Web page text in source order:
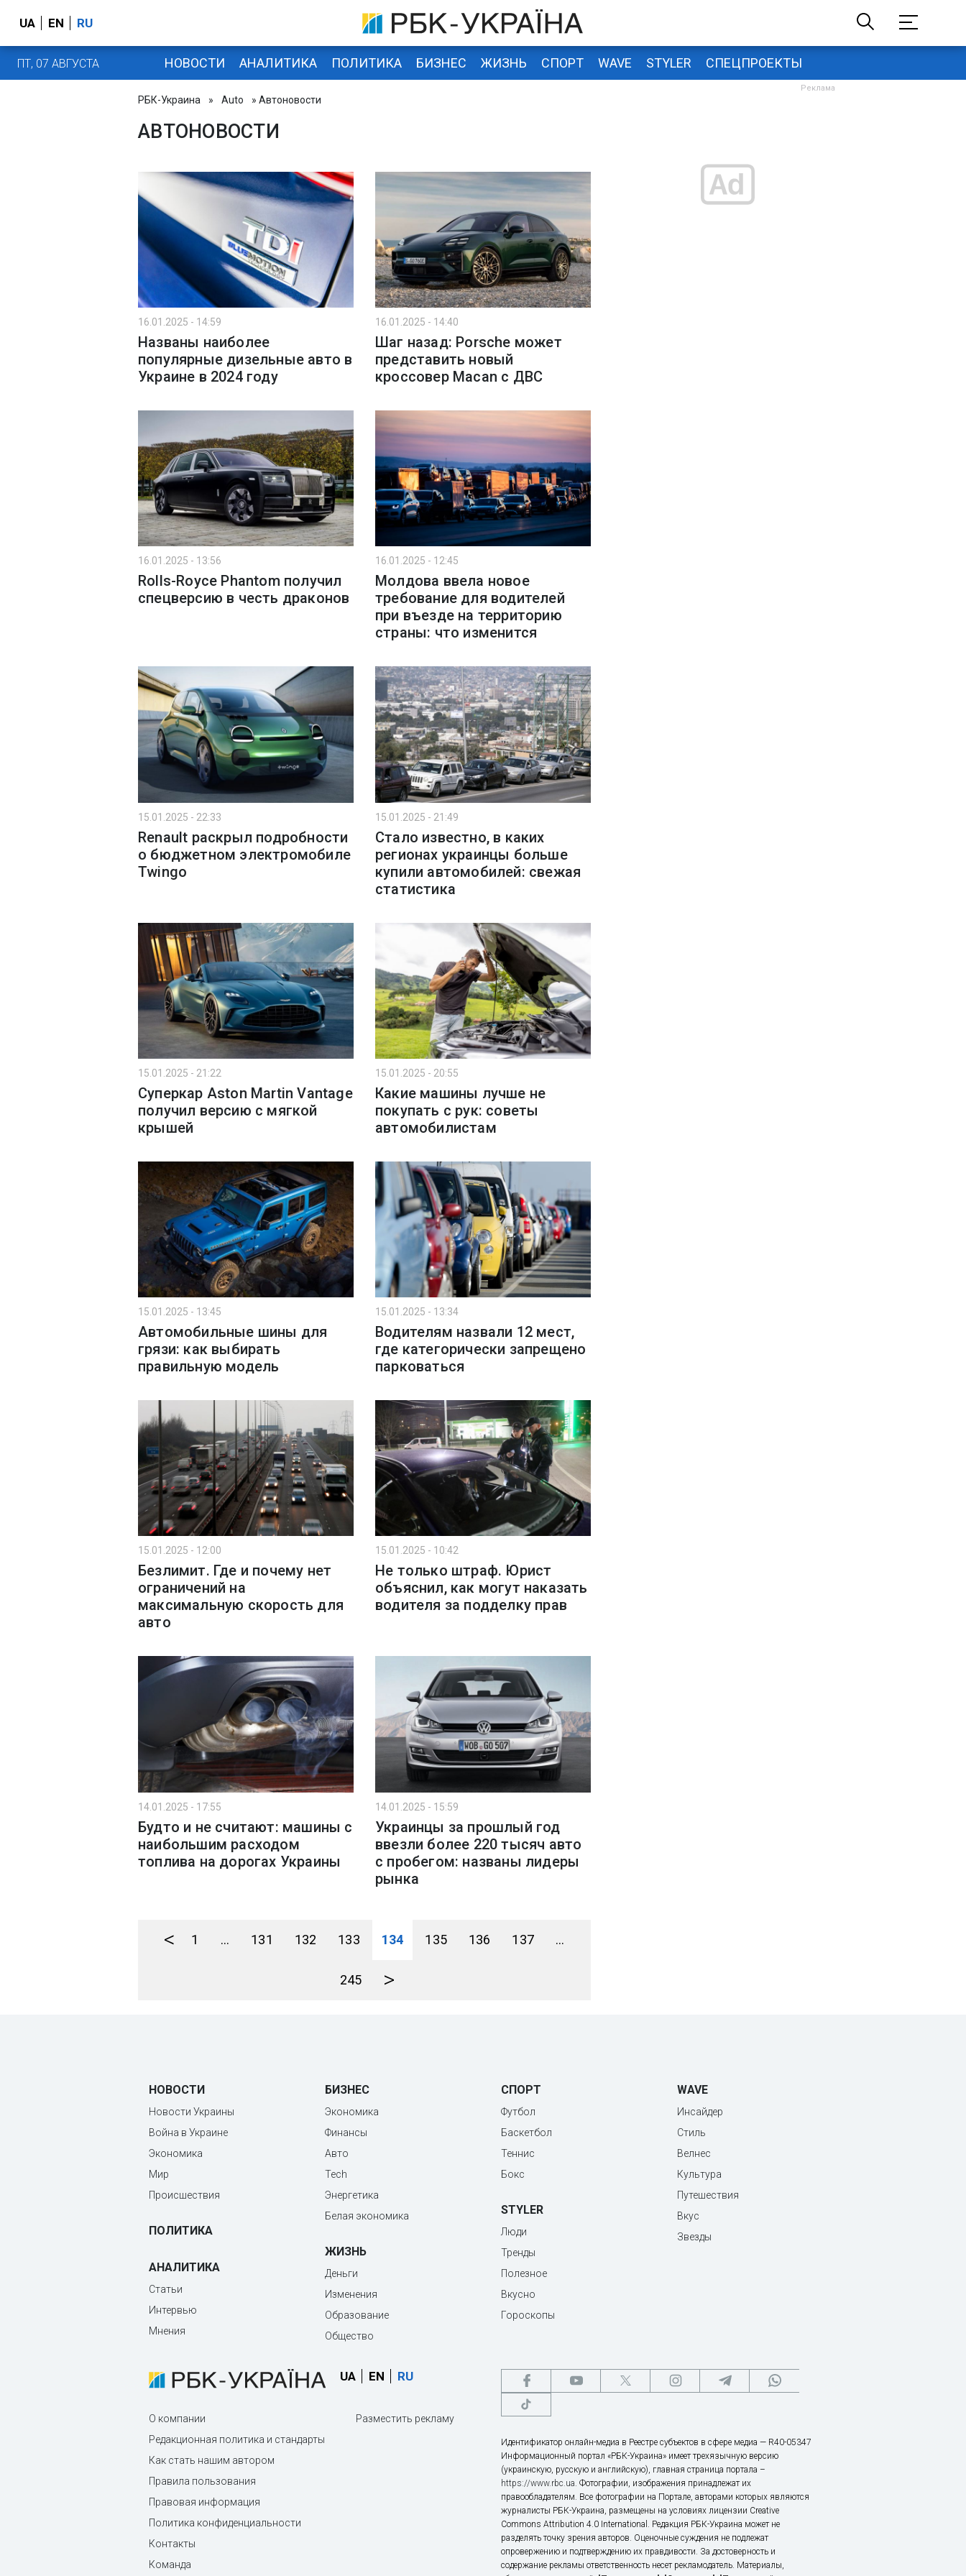
UA EN RU
ПТ, 07 АВГУСТА НОВОСТИ АНАЛИТИКА ПОЛИТИКА БИЗНЕС ЖИЗНЬ СПОРТ WAVE STYLER СПЕЦПРОЕКТЫ
РБК-Украина » Auto » Автоновости
АВТОНОВОСТИ
16.01.2025 - 14:59
Названы наиболее
популярные дизельные авто в
Украине в 2024 году
16.01.2025 - 14:40
Шаг назад: Porsche может
представить новый
кроссовер Macan с ДВС
16.01.2025 - 13:56
Rolls-Royce Phantom получил
спецверсию в честь драконов
16.01.2025 - 12:45
Молдова ввела новое
требование для водителей
при въезде на территорию
страны: что изменится
15.01.2025 - 22:33
Renault раскрыл подробности
о бюджетном электромобиле
Twingo
15.01.2025 - 21:49
Стало известно, в каких
регионах украинцы больше
купили автомобилей: свежая
статистика
15.01.2025 - 21:22
Суперкар Aston Martin Vantage
получил версию с мягкой
крышей
15.01.2025 - 20:55
Какие машины лучше не
покупать с рук: советы
автомобилистам
15.01.2025 - 13:45
Автомобильные шины для
грязи: как выбирать
правильную модель
15.01.2025 - 13:34
Водителям назвали 12 мест,
где категорически запрещено
парковаться
15.01.2025 - 12:00
Безлимит. Где и почему нет
ограничений на
максимальную скорость для
авто
15.01.2025 - 10:42
Не только штраф. Юрист
объяснил, как могут наказать
водителя за подделку прав
14.01.2025 - 17:55
Будто и не считают: машины с
наибольшим расходом
топлива на дорогах Украины
14.01.2025 - 15:59
Украинцы за прошлый год
ввезли более 220 тысяч авто
с пробегом: названы лидеры
рынка
< 1 ... 131 132 133 134 135 136 137 ...
245 >
НОВОСТИ
Новости Украины
Война в Украине
Экономика
Мир
Происшествия
ПОЛИТИКА
АНАЛИТИКА
Статьи
Интервью
Мнения
БИЗНЕС
Экономика
Финансы
Авто
Tech
Энергетика
Белая экономика
ЖИЗНЬ
Деньги
Изменения
Образование
Общество
СПОРТ
Футбол
Баскетбол
Теннис
Бокс
STYLER
Люди
Тренды
Полезное
Вкусно
Гороскопы
WAVE
Инсайдер
Стиль
Велнес
Культура
Путешествия
Вкус
Звезды
UA EN RU
О компании
Редакционная политика и стандарты
Как стать нашим автором
Правила пользования
Правовая информация
Политика конфиденциальности
Контакты
Команда
Разместить рекламу
Идентификатор онлайн-медиа в Реестре субъектов в сфере медиа — R40-05347
Информационный портал «РБК-Украина» имеет трехязычную версию
(украинскую, русскую и английскую), главная страница портала –
https://www.rbc.ua . Фотографии, изображения принадлежат их
правообладателям. Все фотографии на Портале, авторами которых являются
журналисты РБК-Украина, размещены на условиях лицензии Creative
Commons Attribution 4.0 International. Редакция РБК-Украина может не
разделять точку зрения авторов. Оценочные суждения не подлежат
опровержению и подтверждению их правдивости. За достоверность и
содержание рекламы ответственность несет рекламодатель. Материалы,